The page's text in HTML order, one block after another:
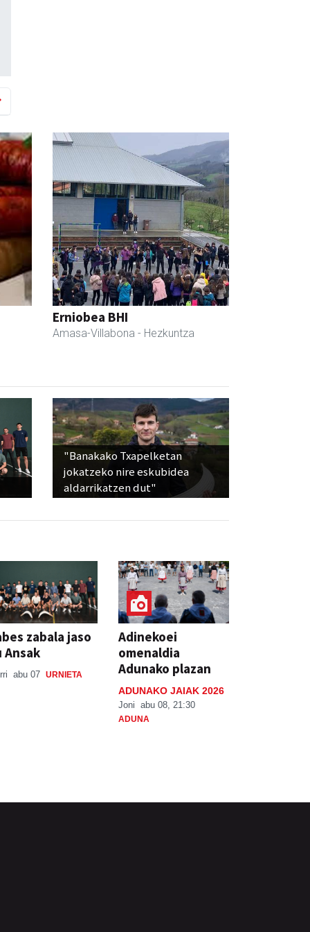
Erniobea BHI
Amasa-Villabona - Hezkuntza
"Banakako Txapelketan
jokatzeko nire eskubidea
aldarrikatzen dut"
zabala jaso
Ansak
abu 07 URNIETA
Adinekoei
omenaldia
Adunako plazan
ADUNAKO JAIAK 2026
Joni abu 08, 21:30
ADUNA